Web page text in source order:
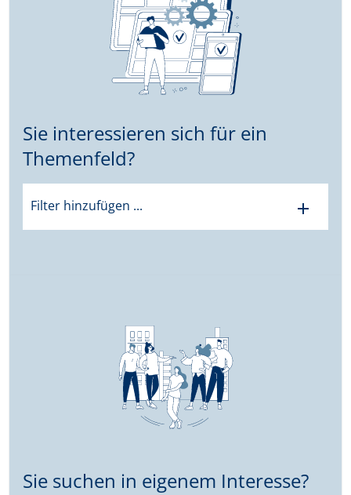
Sie interessieren sich für ein
Themenfeld?
Filter hinzufügen ... add
Sie suchen in eigenem Interesse?